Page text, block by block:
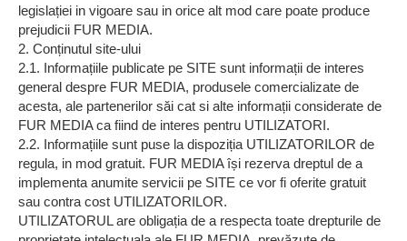
legislației in vigoare sau in orice alt mod care poate produce
prejudicii FUR MEDIA.
2. Conținutul site-ului
2.1. Informațiile publicate pe SITE sunt informații de interes
general despre FUR MEDIA, produsele comercializate de
acesta, ale partenerilor săi cat si alte informații considerate de
FUR MEDIA ca fiind de interes pentru UTILIZATORI.
2.2. Informațiile sunt puse la dispoziția UTILIZATORILOR de
regula, in mod gratuit. FUR MEDIA își rezerva dreptul de a
implementa anumite servicii pe SITE ce vor fi oferite gratuit
sau contra cost UTILIZATORILOR.
UTILIZATORUL are obligația de a respecta toate drepturile de